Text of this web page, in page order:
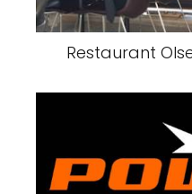
Restaurant